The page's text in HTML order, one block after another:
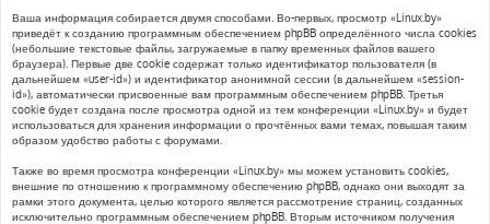
Ваша информация собирается двумя способами. Во-первых, просмотр «Linux.by»
приведёт к созданию программным обеспечением phpBB определённого числа cookies
(небольшие текстовые файлы, загружаемые в папку временных файлов вашего
браузера). Первые две cookie содержат только идентификатор пользователя (в
дальнейшем «user-id») и идентификатор анонимной сессии (в дальнейшем «session-
id»), автоматически присвоенные вам программным обеспечением phpBB. Третья
cookie будет создана после просмотра одной из тем конференции «Linux.by» и будет
использоваться для хранения информации о прочтённых вами темах, повышая таким
образом удобство работы с форумами.
Также во время просмотра конференции «Linux.by» мы можем установить cookies,
внешние по отношению к программному обеспечению phpBB, однако они выходят за
рамки этого документа, целью которого является рассмотрение страниц, созданных
исключительно программным обеспечением phpBB. Вторым источником получения